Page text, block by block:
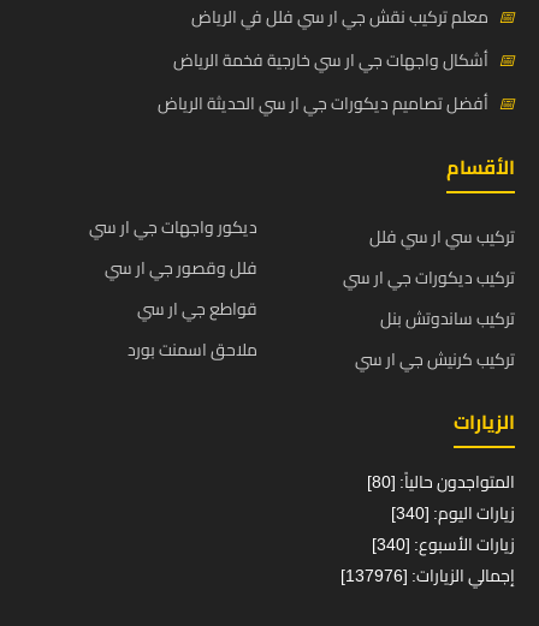
📅 معلم تركيب نقش جي ار سي فلل في الرياض
📅 أشكال واجهات جي ار سي خارجية فخمة الرياض
📅 أفضل تصاميم ديكورات جي ار سي الحديثة الرياض
الأقسام
تركيب سي ار سي فلل
تركيب ديكورات جي ار سي
تركيب ساندوتش بنل
تركيب كرنيش جي ار سي
ديكور واجهات جي ار سي
فلل وقصور جي ار سي
قواطع جي ار سي
ملاحق اسمنت بورد
الزيارات
المتواجدون حالياً: [80]
زيارات اليوم: [340]
زيارات الأسبوع: [340]
إجمالي الزيارات: [137976]